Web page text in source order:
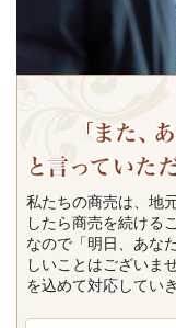
私たちの商売は、地
したら商売を続ける
なので「明日、あな
しいことはございま
を込めて対応してい